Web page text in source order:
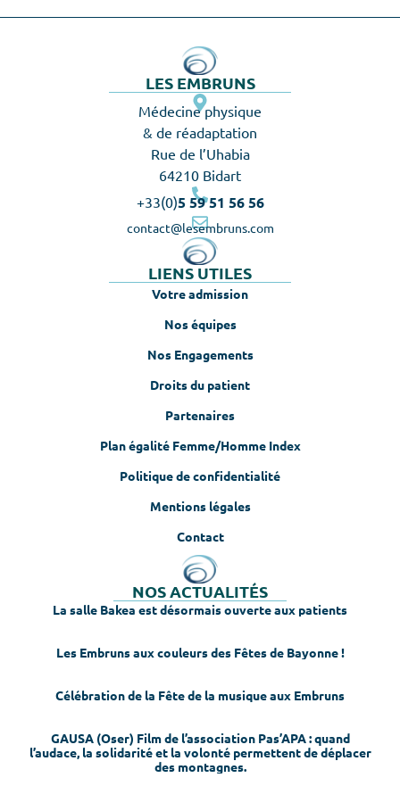
LES EMBRUNS
Médecine physique
& de réadaptation
Rue de l’Uhabia
64210 Bidart
+33(0)5 59 51 56 56
contact@lesembruns.com
LIENS UTILES
Votre admission
Nos équipes
Nos Engagements
Droits du patient
Partenaires
Plan égalité Femme/Homme Index
Politique de confidentialité
Mentions légales
Contact
NOS ACTUALITÉS
La salle Bakea est désormais ouverte aux patients
Les Embruns aux couleurs des Fêtes de Bayonne !
Célébration de la Fête de la musique aux Embruns
GAUSA (Oser) Film de l’association Pas’APA : quand
l’audace, la solidarité et la volonté permettent de déplacer
des montagnes.